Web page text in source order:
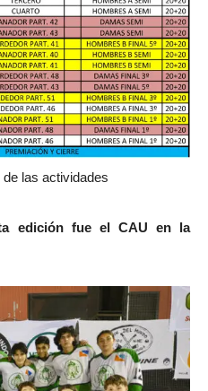
las actividades
edición fue el CAU en la